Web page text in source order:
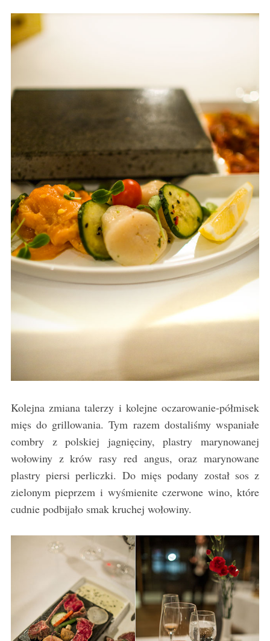
Kolejna zmiana talerzy i kolejne oczarowanie-półmisek
mięs do grillowania. Tym razem dostaliśmy wspaniałe
combry z polskiej jagnięciny, plastry marynowanej
wołowiny z krów rasy red angus, oraz marynowane
plastry piersi perliczki. Do mięs podany został sos z
zielonym pieprzem i wyśmienite czerwone wino, które
cudnie podbijało smak kruchej wołowiny.